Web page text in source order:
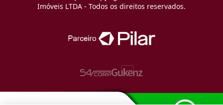
Imóveis LTDA - Todos os direitos reservados.